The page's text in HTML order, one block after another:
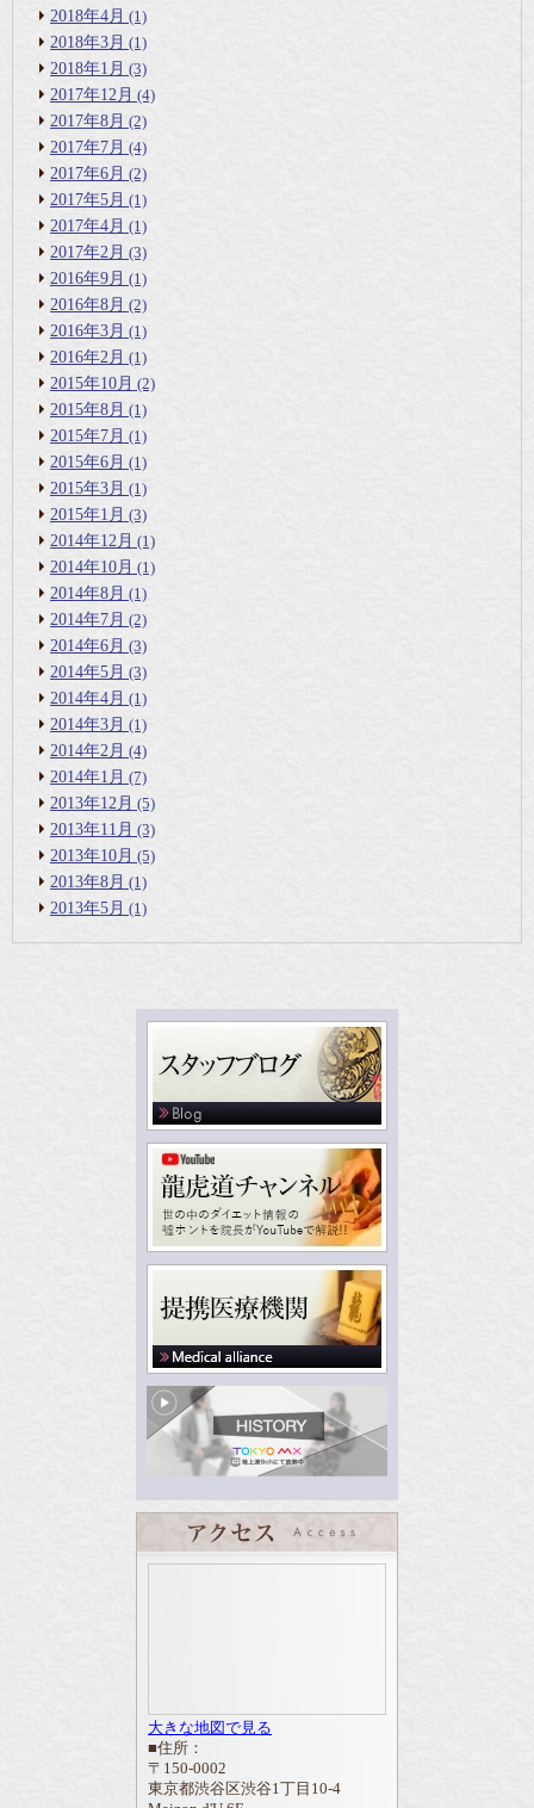
2018年4月 (1)
2018年3月 (1)
2018年1月 (3)
2017年12月 (4)
2017年8月 (2)
2017年7月 (4)
2017年6月 (2)
2017年5月 (1)
2017年4月 (1)
2017年2月 (3)
2016年9月 (1)
2016年8月 (2)
2016年3月 (1)
2016年2月 (1)
2015年10月 (2)
2015年8月 (1)
2015年7月 (1)
2015年6月 (1)
2015年3月 (1)
2015年1月 (3)
2014年12月 (1)
2014年10月 (1)
2014年8月 (1)
2014年7月 (2)
2014年6月 (3)
2014年5月 (3)
2014年4月 (1)
2014年3月 (1)
2014年2月 (4)
2014年1月 (7)
2013年12月 (5)
2013年11月 (3)
2013年10月 (5)
2013年8月 (1)
2013年5月 (1)
大きな地図で見る
■住所：
〒150-0002
東京都渋谷区渋谷1丁目10-4